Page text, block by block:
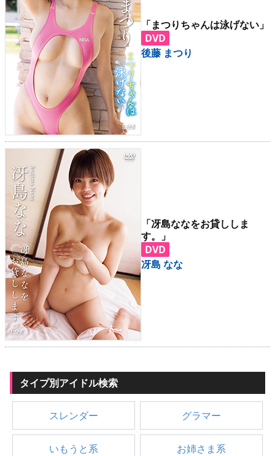
「まつりちゃんは泳げない」
DVD
後藤 まつり
「冴島ななをお貸ししま
す。」
DVD
冴島 なな
タイプ別アイドル検索
スレンダー グラマー
いもうと系 お姉さま系